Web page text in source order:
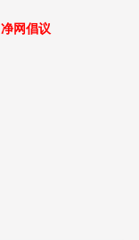
净网倡议